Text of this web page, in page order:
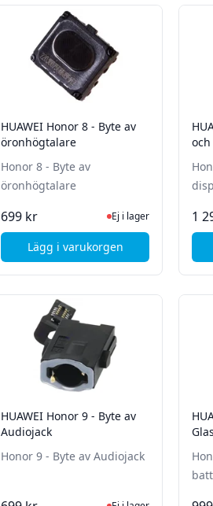
HUAWEI Honor 8 - Byte av
öronhögtalare
Honor 8 - Byte av
öronhögtalare
699 kr Ej i lager, besök
Ej i lager
Lägg i varukorgen, HUAWEI Honor 8 - Byte
1
HUAWEI Honor 9 - Byte av
Audiojack
Honor 9 - Byte av Audiojack